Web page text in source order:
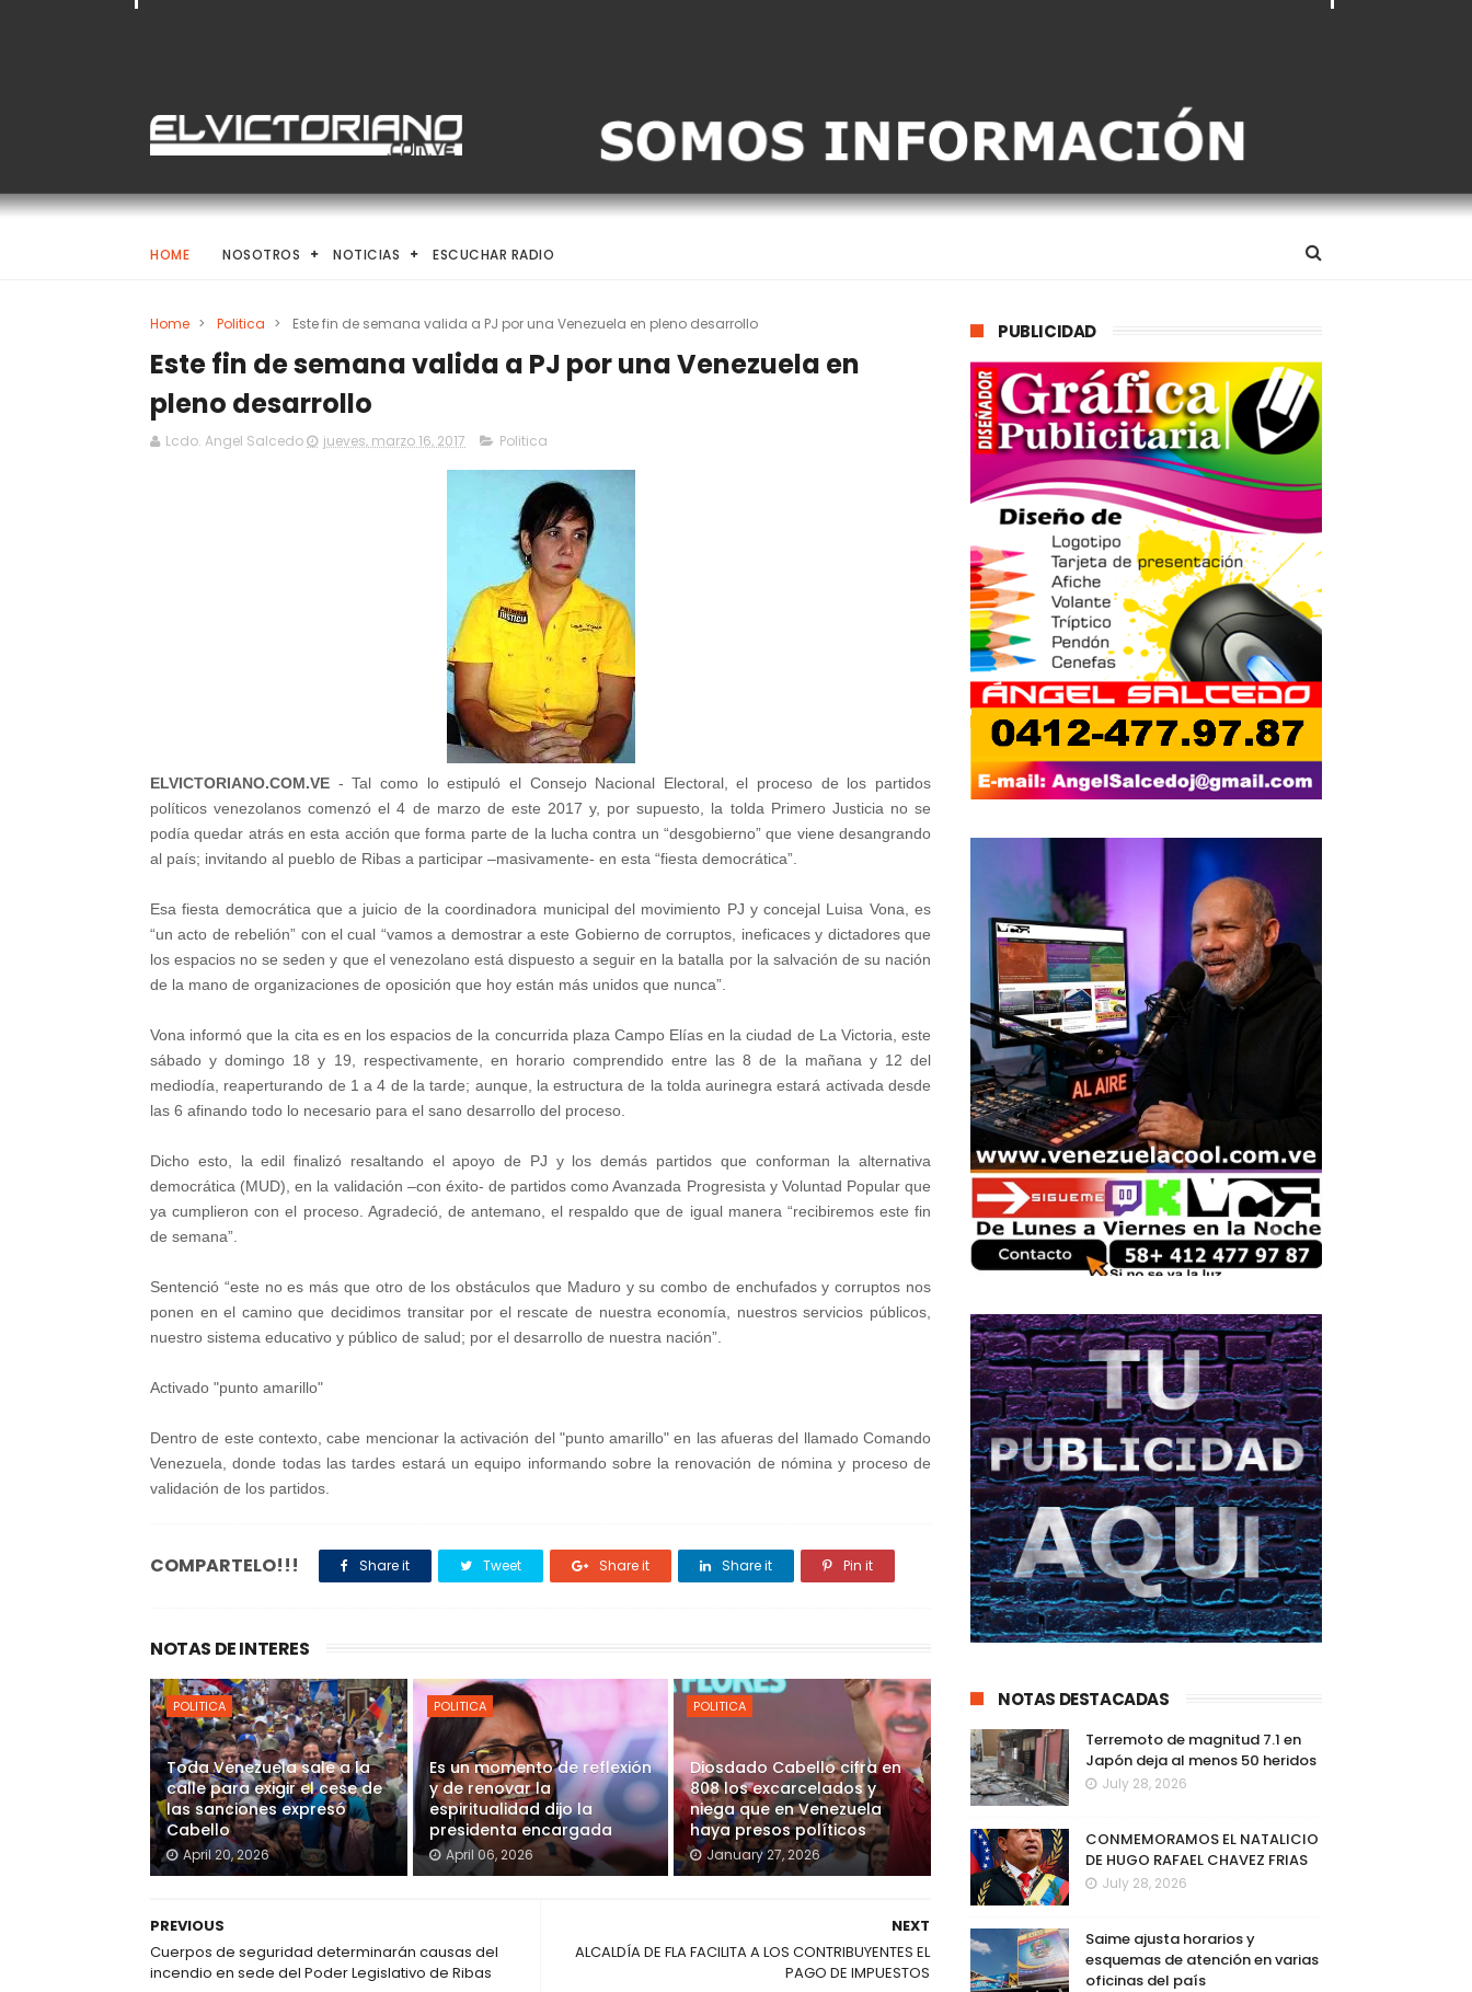
HOME NOSOTROS NOTICIAS ESCUCHAR RADIO
Home > Politica > Este fin de semana valida a PJ por una Venezuela en pleno desarrollo
Este fin de semana valida a PJ por una Venezuela en
pleno desarrollo
Lcdo. Angel Salcedo jueves, marzo 16, 2017 Politica
ELVICTORIANO.COM.VE - Tal como lo estipuló el Consejo Nacional Electoral, el proceso de los partidos
políticos venezolanos comenzó el 4 de marzo de este 2017 y, por supuesto, la tolda Primero Justicia no se
podía quedar atrás en esta acción que forma parte de la lucha contra un “desgobierno” que viene desangrando
al país; invitando al pueblo de Ribas a participar –masivamente- en esta “fiesta democrática”.
Esa fiesta democrática que a juicio de la coordinadora municipal del movimiento PJ y concejal Luisa Vona, es
“un acto de rebelión” con el cual “vamos a demostrar a este Gobierno de corruptos, ineficaces y dictadores que
los espacios no se seden y que el venezolano está dispuesto a seguir en la batalla por la salvación de su nación
de la mano de organizaciones de oposición que hoy están más unidos que nunca”.
Vona informó que la cita es en los espacios de la concurrida plaza Campo Elías en la ciudad de La Victoria, este
sábado y domingo 18 y 19, respectivamente, en horario comprendido entre las 8 de la mañana y 12 del
mediodía, reaperturando de 1 a 4 de la tarde; aunque, la estructura de la tolda aurinegra estará activada desde
las 6 afinando todo lo necesario para el sano desarrollo del proceso.
Dicho esto, la edil finalizó resaltando el apoyo de PJ y los demás partidos que conforman la alternativa
democrática (MUD), en la validación –con éxito- de partidos como Avanzada Progresista y Voluntad Popular que
ya cumplieron con el proceso. Agradeció, de antemano, el respaldo que de igual manera “recibiremos este fin
de semana”.
Sentenció “este no es más que otro de los obstáculos que Maduro y su combo de enchufados y corruptos nos
ponen en el camino que decidimos transitar por el rescate de nuestra economía, nuestros servicios públicos,
nuestro sistema educativo y público de salud; por el desarrollo de nuestra nación”.
Activado "punto amarillo"
Dentro de este contexto, cabe mencionar la activación del "punto amarillo" en las afueras del llamado Comando
Venezuela, donde todas las tardes estará un equipo informando sobre la renovación de nómina y proceso de
validación de los partidos.
COMPARTELO!!! Share it Tweet Share it Share it Pin it
NOTAS DE INTERES
POLITICA
Toda Venezuela sale a la
calle para exigir el cese de
las sanciones expresó
Cabello
April 20, 2026
POLITICA
Es un momento de reflexión
y de renovar la
espiritualidad dijo la
presidenta encargada
April 06, 2026
POLITICA
Diosdado Cabello cifra en
808 los excarcelados y
niega que en Venezuela
haya presos políticos
January 27, 2026
NEXT
ALCALDÍA DE FLA FACILITA A LOS CONTRIBUYENTES EL
PAGO DE IMPUESTOS
PREVIOUS
Cuerpos de seguridad determinarán causas del
incendio en sede del Poder Legislativo de Ribas
PUBLICIDAD
NOTAS DESTACADAS
Terremoto de magnitud 7.1 en
Japón deja al menos 50 heridos
July 28, 2026
CONMEMORAMOS EL NATALICIO
DE HUGO RAFAEL CHAVEZ FRIAS
July 28, 2026
Saime ajusta horarios y
esquemas de atención en varias
oficinas del país